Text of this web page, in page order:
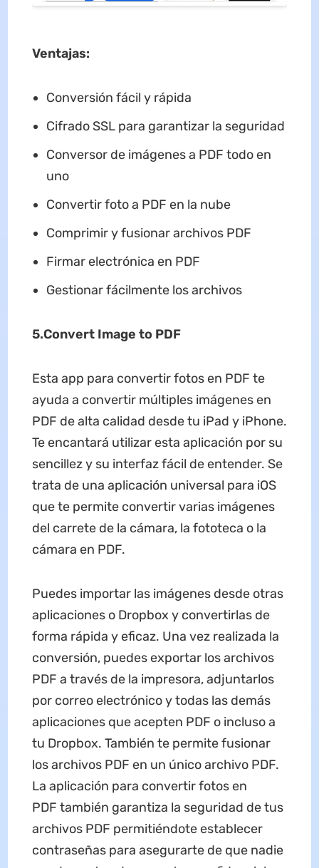
Ventajas:
Conversión fácil y rápida
Cifrado SSL para garantizar la seguridad
Conversor de imágenes a PDF todo en
uno
Convertir foto a PDF en la nube
Comprimir y fusionar archivos PDF
Firmar electrónica en PDF
Gestionar fácilmente los archivos
5.Convert Image to PDF
Esta app para convertir fotos en PDF te
ayuda a convertir múltiples imágenes en
PDF de alta calidad desde tu iPad y iPhone.
Te encantará utilizar esta aplicación por su
sencillez y su interfaz fácil de entender. Se
trata de una aplicación universal para iOS
que te permite convertir varias imágenes
del carrete de la cámara, la fototeca o la
cámara en PDF.
Puedes importar las imágenes desde otras
aplicaciones o Dropbox y convertirlas de
forma rápida y eficaz. Una vez realizada la
conversión, puedes exportar los archivos
PDF a través de la impresora, adjuntarlos
por correo electrónico y todas las demás
aplicaciones que acepten PDF o incluso a
tu Dropbox. También te permite fusionar
los archivos PDF en un único archivo PDF.
La aplicación para convertir fotos en
PDF también garantiza la seguridad de tus
archivos PDF permitiéndote establecer
contraseñas para asegurarte de que nadie